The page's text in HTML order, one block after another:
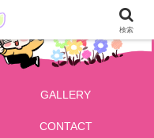
GALLERY
CONTACT
検索